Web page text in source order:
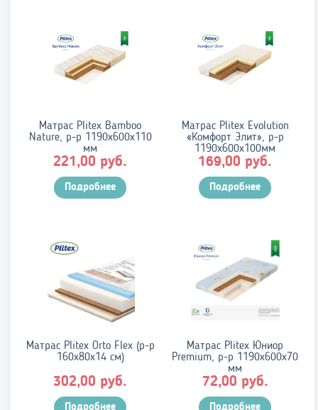
Матрас Plitex Bamboo
Nature, р-р 1190х600х110
мм
221,00 руб.
Подробнее
Матрас Plitex Evolution
«Комфорт Элит», р-р
1190х600х100мм
169,00 руб.
Подробнее
Матрас Plitex Orto Flex (р-р
160х80х14 см)
302,00 руб.
Подробнее
Матрас Plitex Юниор
Premium, р-р 1190х600х70
мм
72,00 руб.
Подробнее